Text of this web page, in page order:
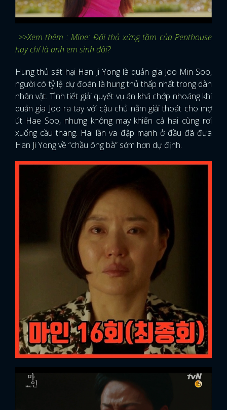
>>Xem thêm : Mine: Đối thủ xứng tầm của Penthouse
hay chỉ là anh em sinh đôi?
Hung thủ sát hại Han Ji Yong là quản gia Joo Min Soo,
người có tỷ lệ dự đoán là hung thủ thấp nhất trong dàn
nhân vật. Tình tiết giải quyết vụ án khá chớp nhoáng khi
quản gia Joo ra tay với cậu chủ nằm giải thoát cho mợ
út Hae Soo, nhưng không may khiến cả hai cùng rơi
xuống cầu thang. Hai lần va đập mạnh ở đầu đã đưa
Han Ji Yong về “chầu ông bà” sớm hơn dự định.